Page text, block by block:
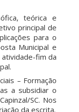
teórica e
principal de
para o
Municipal e
fim da
– Formação
a subsidiar o
SC. Nos
da escrita.